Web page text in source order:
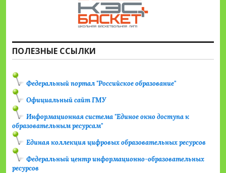
ПОЛЕЗНЫЕ ССЫЛКИ
Федеральный портал "Российское образование"
Официальный сайт ГМУ
Информационная система "Единое окно доступа к
образовательным ресурсам"
Единая коллекция цифровых образовательных ресурсов
Федеральный центр информационно-образовательных
ресурсов